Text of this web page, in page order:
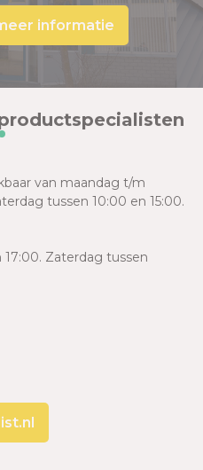
informatie
van maandag t/m
tussen 10:00 en 15:00.
Zaterdag tussen